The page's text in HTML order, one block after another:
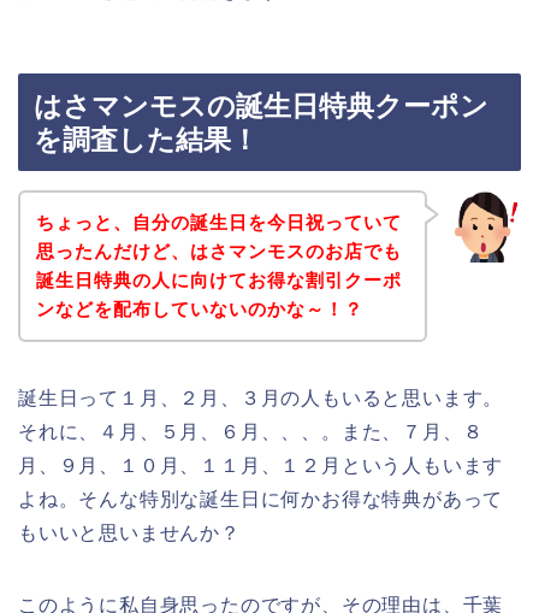
はさマンモスの誕生日特典クーポン
を調査した結果！
ちょっと、自分の誕生日を今日祝っていて
思ったんだけど、はさマンモスのお店でも
誕生日特典の人に向けてお得な割引クーポ
ンなどを配布していないのかな～！？
誕生日って１月、２月、３月の人もいると思います。
それに、４月、５月、６月、、、。また、７月、８
月、９月、１０月、１１月、１２月という人もいます
よね。そんな特別な誕生日に何かお得な特典があって
もいいと思いませんか？
このように私自身思ったのですが、その理由は、千葉